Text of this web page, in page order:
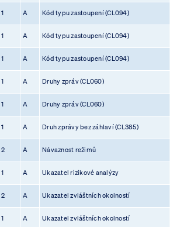
1 A Kód typu zastoupení (CL094)
1 A Kód typu zastoupení (CL094)
1 A Kód typu zastoupení (CL094)
1 A Druhy zpráv (CL060)
1 A Druhy zpráv (CL060)
1 A Druh zprávy bez záhlaví (CL385)
2 A Návaznost režimů
1 A Ukazatel rizikové analýzy
2 A Ukazatel zvláštních okolností
1 A Ukazatel zvláštních okolností